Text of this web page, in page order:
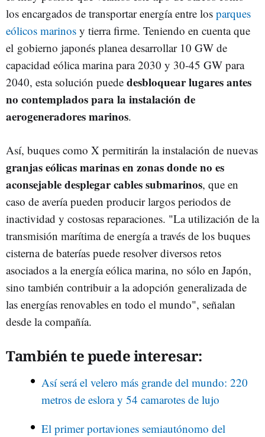
los encargados de transportar energía entre los parques
eólicos marinos y tierra firme. Teniendo en cuenta que
el gobierno japonés planea desarrollar 10 GW de
capacidad eólica marina para 2030 y 30-45 GW para
2040, esta solución puede desbloquear lugares antes
no contemplados para la instalación de
aerogeneradores marinos.
Así, buques como X permitirán la instalación de nuevas
granjas eólicas marinas en zonas donde no es
aconsejable desplegar cables submarinos, que en
caso de avería pueden producir largos periodos de
inactividad y costosas reparaciones. "La utilización de la
transmisión marítima de energía a través de los buques
cisterna de baterías puede resolver diversos retos
asociados a la energía eólica marina, no sólo en Japón,
sino también contribuir a la adopción generalizada de
las energías renovables en todo el mundo", señalan
desde la compañía.
También te puede interesar:
Así será el velero más grande del mundo: 220
metros de eslora y 54 camarotes de lujo
El primer portaviones semiautónomo del